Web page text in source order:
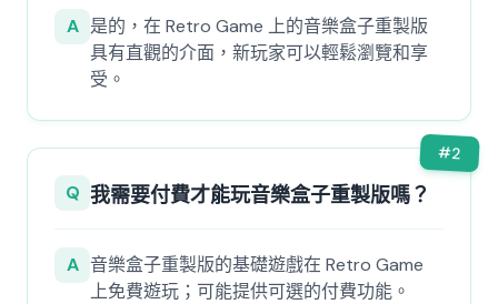
A 是的，在 Retro Game 上的音樂盒子重製版
具有直觀的介面，新玩家可以輕鬆瀏覽和享
受。
#2
Q 我需要付費才能玩音樂盒子重製版嗎？
A 音樂盒子重製版的基礎遊戲在 Retro Game
上免費遊玩；可能提供可選的付費功能。